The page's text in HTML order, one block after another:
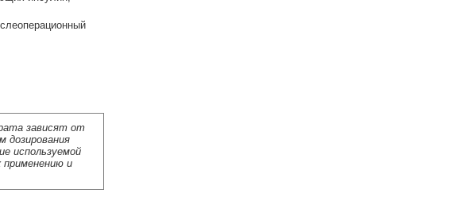
зависят от
дозирования
используемой
применению и